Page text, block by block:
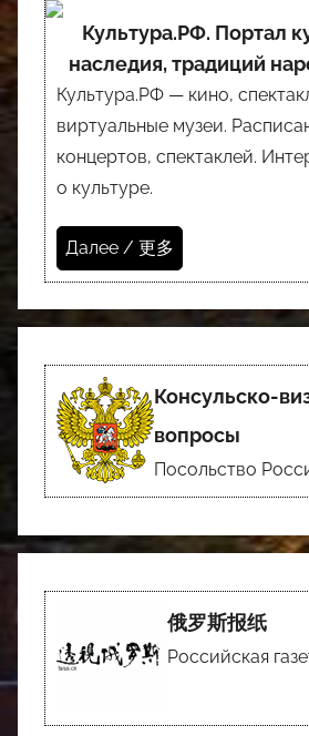
Культура.РФ. Портал
наследия, традиций
Культура.РФ — кино,
виртуальные музеи.
концертов, спектаклей.
о культуре.
Далее / 更多
Консульско-
вопросы
Посольство
俄罗斯报纸
Российская